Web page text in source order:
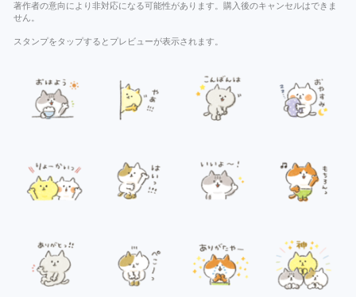
著作者の意向により非対応になる可能性があります。購入後のキャンセルはできま
せん。
スタンプをタップするとプレビューが表示されます。